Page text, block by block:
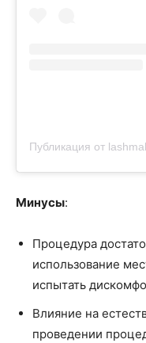
Публикация от
Минусы:
Процедура
использование
испытать
Влияние на
проведении